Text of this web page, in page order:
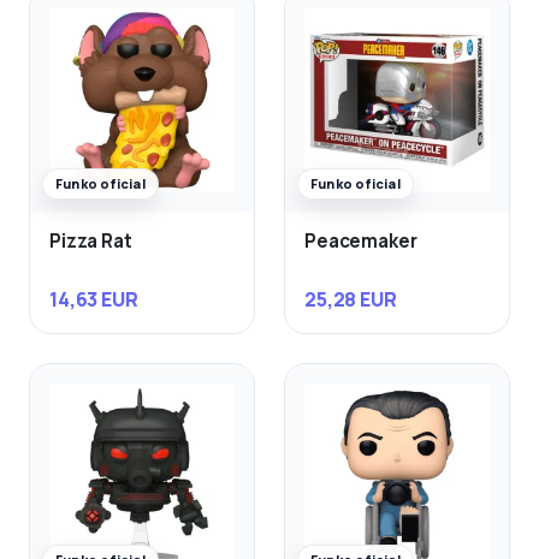
Funko oficial
Pizza Rat
14,63 EUR
Funko oficial
Peacemaker
25,28 EUR